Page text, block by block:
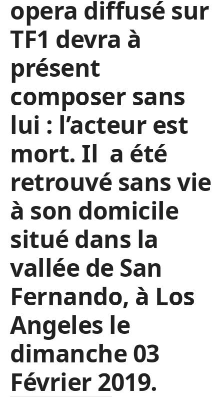
opera diffusé sur
TF1 devra à
présent
composer sans
lui : l’acteur est
mort. Il a été
retrouvé sans vie
à son domicile
situé dans la
vallée de San
Fernando, à Los
Angeles le
dimanche 03
Février 2019.